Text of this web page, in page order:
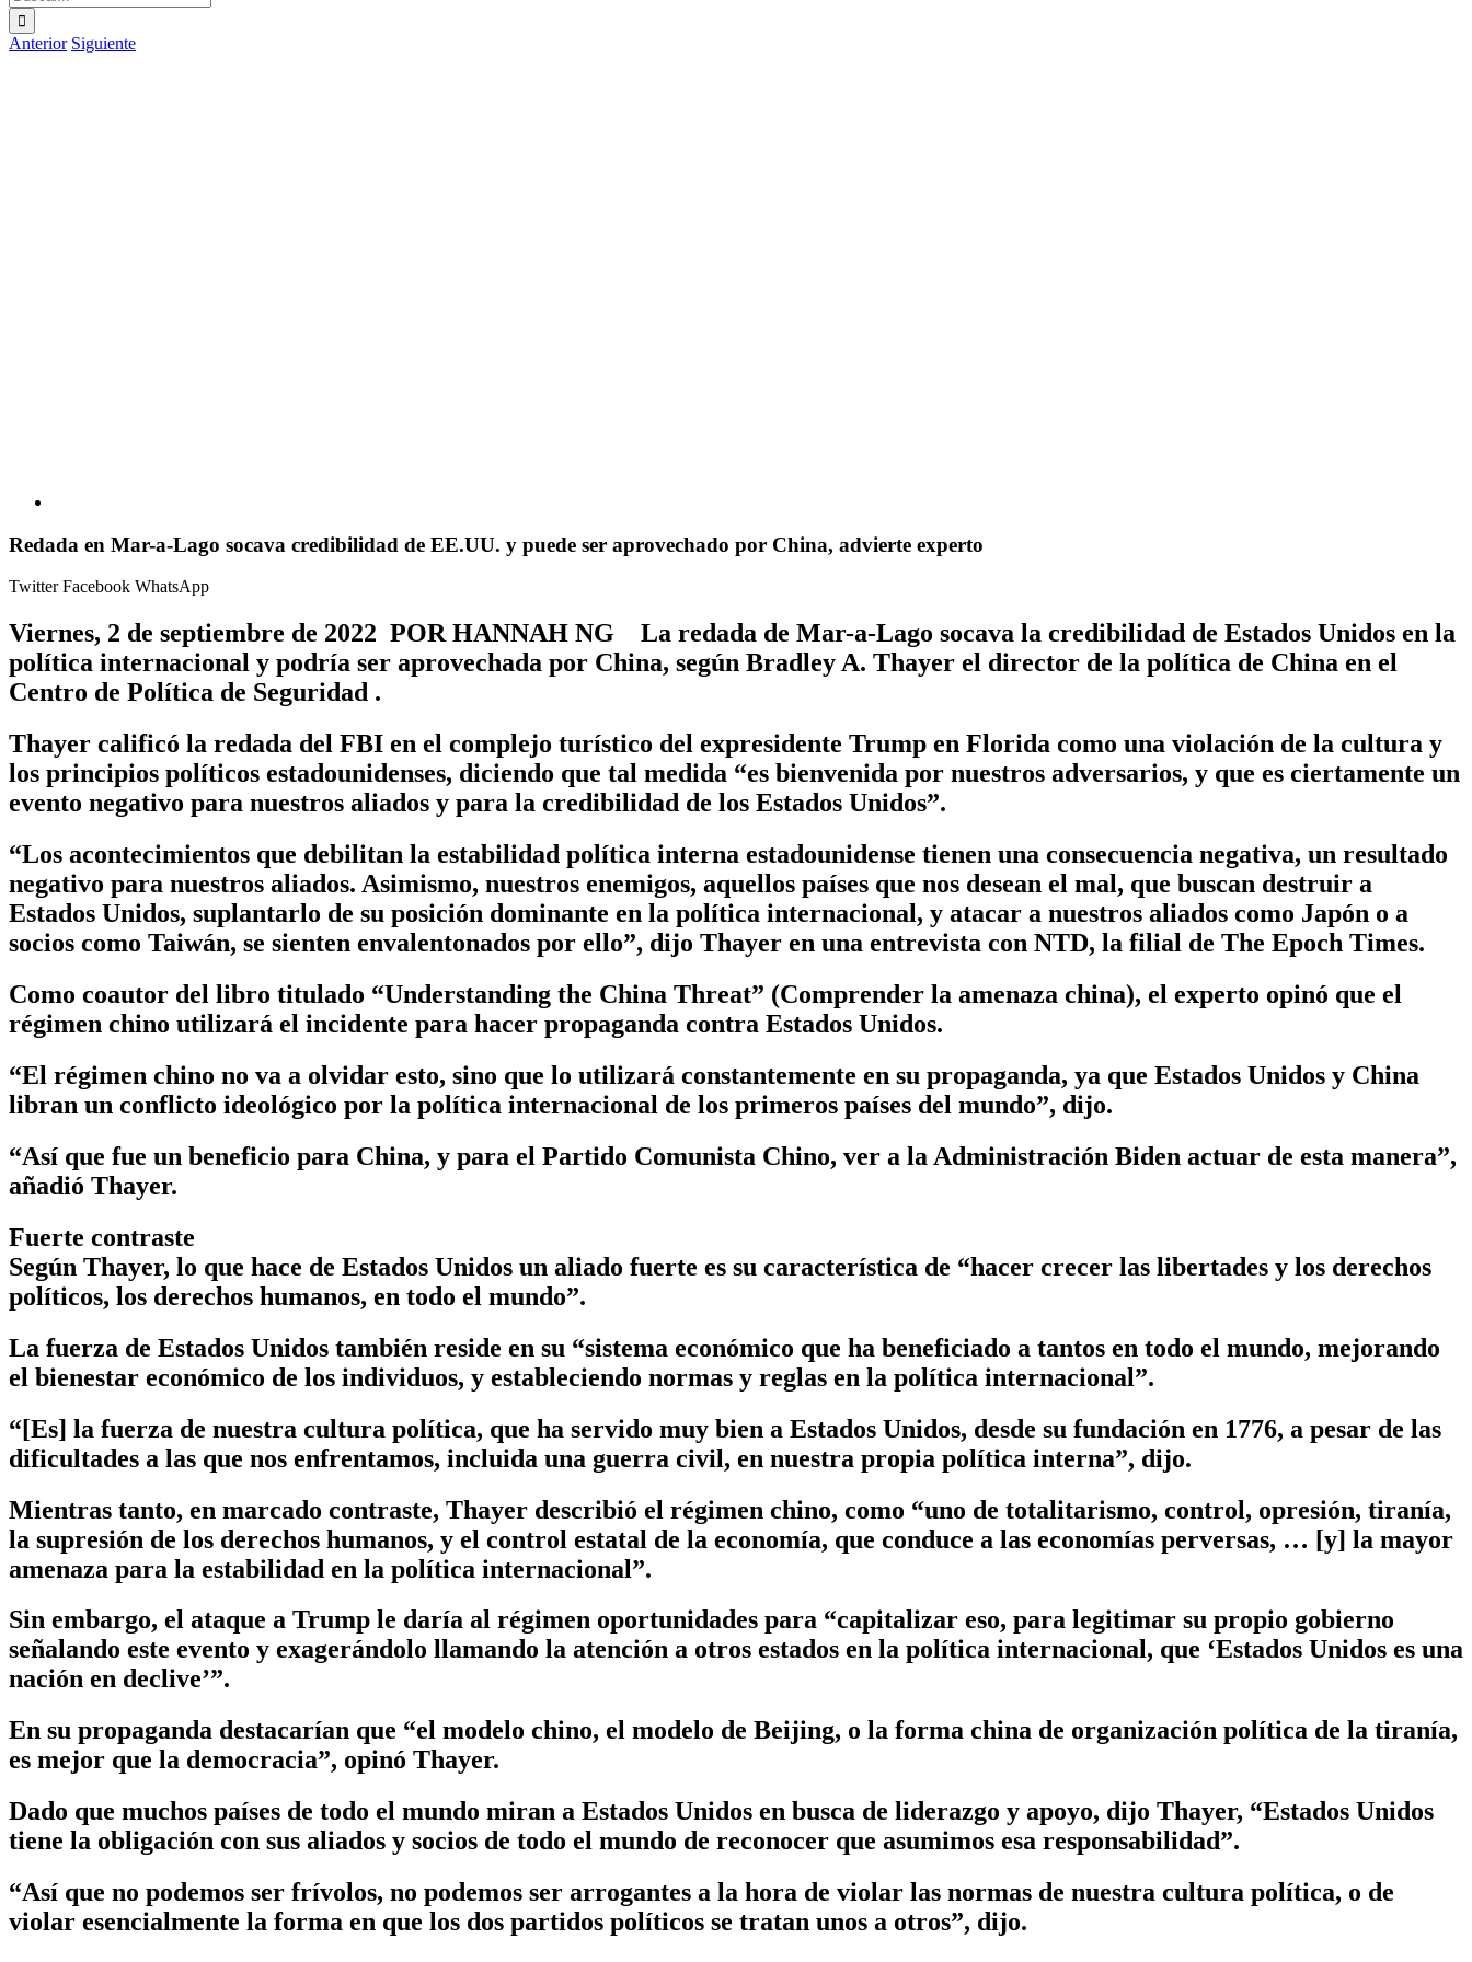
Anterior Siguiente
Redada en Mar-a-Lago socava credibilidad de EE.UU. y puede ser aprovechado por China, advierte experto
TwitterFacebook WhatsApp
Viernes, 2 de septiembre de 2022 POR HANNAH NG La redada de Mar-a-Lago socava la credibilidad de Estados Unidos en la
política internacional y podría ser aprovechada por China, según Bradley A. Thayer el director de la política de China en el
Centro de Política de Seguridad .
Thayer calificó la redada del FBI en el complejo turístico del expresidente Trump en Florida como una violación de la cultura y
los principios políticos estadounidenses, diciendo que tal medida “es bienvenida por nuestros adversarios, y que es ciertamente un
evento negativo para nuestros aliados y para la credibilidad de los Estados Unidos”.
“Los acontecimientos que debilitan la estabilidad política interna estadounidense tienen una consecuencia negativa, un resultado
negativo para nuestros aliados. Asimismo, nuestros enemigos, aquellos países que nos desean el mal, que buscan destruir a
Estados Unidos, suplantarlo de su posición dominante en la política internacional, y atacar a nuestros aliados como Japón o a
socios como Taiwán, se sienten envalentonados por ello”, dijo Thayer en una entrevista con NTD, la filial de The Epoch Times.
Como coautor del libro titulado “Understanding the China Threat” (Comprender la amenaza china), el experto opinó que el
régimen chino utilizará el incidente para hacer propaganda contra Estados Unidos.
“El régimen chino no va a olvidar esto, sino que lo utilizará constantemente en su propaganda, ya que Estados Unidos y China
libran un conflicto ideológico por la política internacional de los primeros países del mundo”, dijo.
“Así que fue un beneficio para China, y para el Partido Comunista Chino, ver a la Administración Biden actuar de esta manera”,
añadió Thayer.
Fuerte contraste
Según Thayer, lo que hace de Estados Unidos un aliado fuerte es su característica de “hacer crecer las libertades y los derechos
políticos, los derechos humanos, en todo el mundo”.
La fuerza de Estados Unidos también reside en su “sistema económico que ha beneficiado a tantos en todo el mundo, mejorando
el bienestar económico de los individuos, y estableciendo normas y reglas en la política internacional”.
“[Es] la fuerza de nuestra cultura política, que ha servido muy bien a Estados Unidos, desde su fundación en 1776, a pesar de las
dificultades a las que nos enfrentamos, incluida una guerra civil, en nuestra propia política interna”, dijo.
Mientras tanto, en marcado contraste, Thayer describió el régimen chino, como “uno de totalitarismo, control, opresión, tiranía,
la supresión de los derechos humanos, y el control estatal de la economía, que conduce a las economías perversas, … [y] la mayor
amenaza para la estabilidad en la política internacional”.
Sin embargo, el ataque a Trump le daría al régimen oportunidades para “capitalizar eso, para legitimar su propio gobierno
señalando este evento y exagerándolo llamando la atención a otros estados en la política internacional, que ‘Estados Unidos es una
nación en declive’”.
En su propaganda destacarían que “el modelo chino, el modelo de Beijing, o la forma china de organización política de la tiranía,
es mejor que la democracia”, opinó Thayer.
Dado que muchos países de todo el mundo miran a Estados Unidos en busca de liderazgo y apoyo, dijo Thayer, “Estados Unidos
tiene la obligación con sus aliados y socios de todo el mundo de reconocer que asumimos esa responsabilidad”.
“Así que no podemos ser frívolos, no podemos ser arrogantes a la hora de violar las normas de nuestra cultura política, o de
violar esencialmente la forma en que los dos partidos políticos se tratan unos a otros”, dijo.